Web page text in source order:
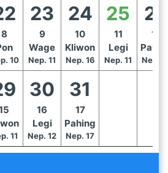
8
10
23
9
Wage
Nep. 11
24
10
Kliwon
Nep. 16
25
11
Legi
Nep. 11
26
12
Nep.
11
30
16
Legi
Nep. 12
31
17
Pahing
Nep. 17